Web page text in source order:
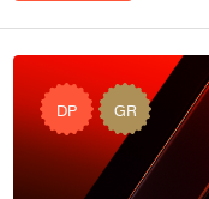
DP GR